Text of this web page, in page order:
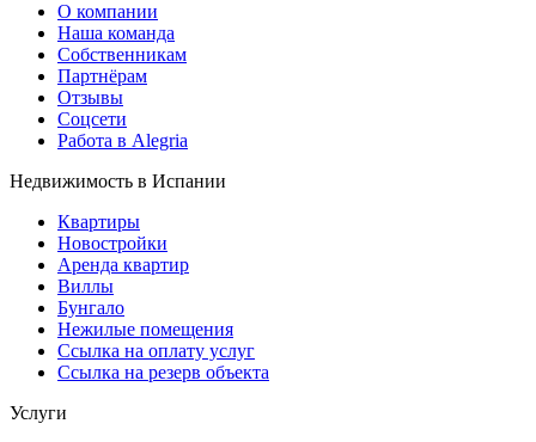
О компании
Наша команда
Собственникам
Партнёрам
Отзывы
Соцсети
Работа в Alegria
Недвижимость в Испании
Квартиры
Новостройки
Аренда квартир
Виллы
Бунгало
Нежилые помещения
Ссылка на оплату услуг
Ссылка на резерв объекта
Услуги